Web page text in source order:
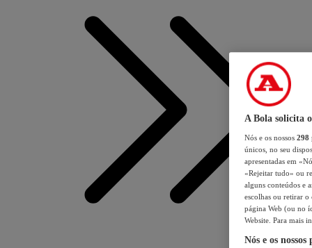
A Bola solicita
Nós e os nossos 298
únicos, no seu
apresentadas em
«Rejeitar tudo» ou
alguns conteúdos e
escolhas ou retirar
página Web (ou no
Website. Para mais
Nós e os